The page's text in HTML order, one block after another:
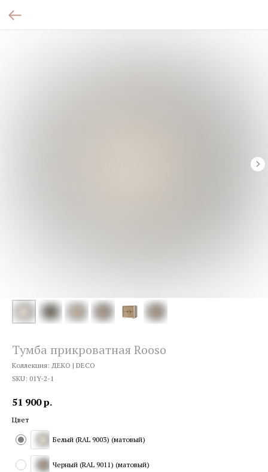
Тумба прикроватная Rooso
Коллекция: ДЕКО | DECO
SKU: 01Y-2-1
51 900р.
Цвет
Белый (RAL 9003) (матовый)
Черный (RAL 9011) (матовый)